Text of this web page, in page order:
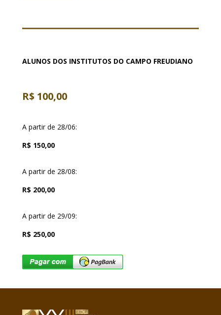
ALUNOS DOS INSTITUTOS DO CAMPO FREUDIANO
R$ 100,00
A partir de 28/06:
R$ 150,00
A partir de 28/08:
R$ 200,00
A partir de 29/09:
R$ 250,00